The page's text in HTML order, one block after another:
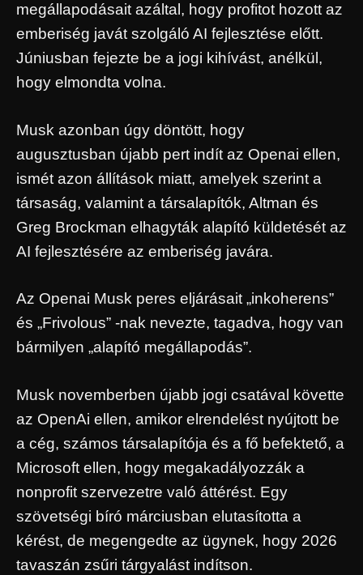
megállapodásait azáltal, hogy profitot hozott az
emberiség javát szolgáló AI fejlesztése előtt.
Júniusban fejezte be a jogi kihívást, anélkül,
hogy elmondta volna.
Musk azonban úgy döntött, hogy
augusztusban újabb pert indít az Openai ellen,
ismét azon állítások miatt, amelyek szerint a
társaság, valamint a társalapítók, Altman és
Greg Brockman elhagyták alapító küldetését az
AI fejlesztésére az emberiség javára.
Az Openai Musk peres eljárásait „inkoherens”
és „Frivolous” -nak nevezte, tagadva, hogy van
bármilyen „alapító megállapodás”.
Musk novemberben újabb jogi csatával követte
az OpenAi ellen, amikor elrendelést nyújtott be
a cég, számos társalapítója és a fő befektető, a
Microsoft ellen, hogy megakadályozzák a
nonprofit szervezetre való áttérést. Egy
szövetségi bíró márciusban elutasította a
kérést, de megengedte az ügynek, hogy 2026
tavaszán zsűri tárgyalást indítson.